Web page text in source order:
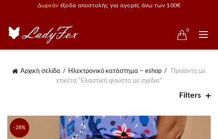
Δωρεάν έξοδα αποστολής για αγορές άνω των 100€
0
Αρχική σελίδα Ηλεκτρονικό κατάστημα – eshop
Προϊόντα με
ετικέτα “Ελαστική φούστα με σχέδια”
Filters
-28%